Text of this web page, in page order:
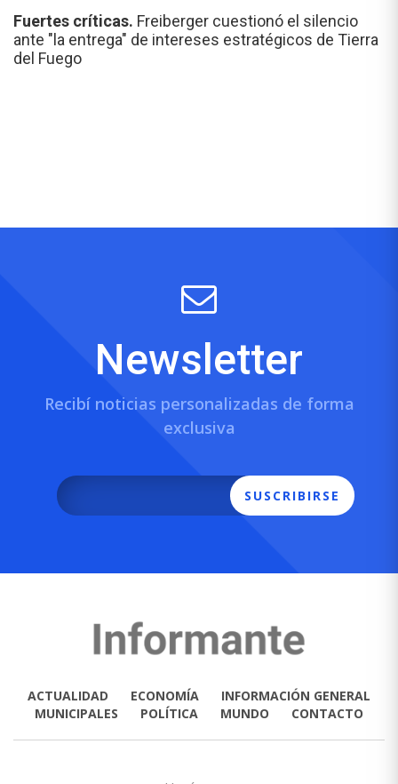
Fuertes críticas. Freiberger cuestionó el silencio
ante "la entrega" de intereses estratégicos de Tierra
del Fuego
Newsletter
Recibí noticias personalizadas de forma
exclusiva
SUSCRIBIRSE
ACTUALIDAD ECONOMÍA
INFORMACIÓN GENERAL
MUNICIPALES
POLÍTICA MUNDO CONTACTO